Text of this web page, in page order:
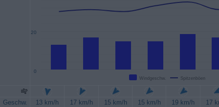
Windgeschw. Spitzenböen
0
20
Geschw. 13 km/h 17 km/h 15 km/h 15 km/h 19 km/h
17